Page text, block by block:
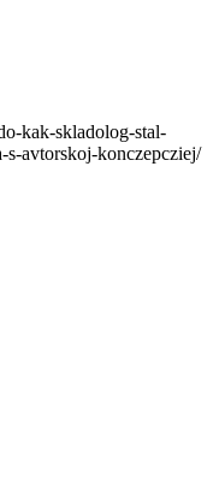
kak-skladolog-stal-
s-avtorskoj-konczepcziej/